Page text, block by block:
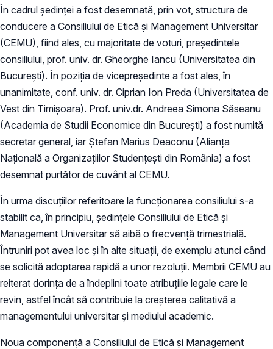
În cadrul ședinței a fost desemnată, prin vot, structura de
conducere a Consiliului de Etică și Management Universitar
(CEMU), fiind ales, cu majoritate de voturi, președintele
consiliului, prof. univ. dr. Gheorghe Iancu (Universitatea din
București). În poziția de vicepreședinte a fost ales, în
unanimitate, conf. univ. dr. Ciprian Ion Preda (Universitatea de
Vest din Timișoara). Prof. univ.dr. Andreea Simona Săseanu
(Academia de Studii Economice din București) a fost numită
secretar general, iar Ștefan Marius Deaconu (Alianța
Națională a Organizațiilor Studențești din România) a fost
desemnat purtător de cuvânt al CEMU.
În urma discuțiilor referitoare la funcționarea consiliului s-a
stabilit ca, în principiu, ședințele Consiliului de Etică și
Management Universitar să aibă o frecvență trimestrială.
Întruniri pot avea loc şi în alte situații, de exemplu atunci când
se solicită adoptarea rapidă a unor rezoluții. Membrii CEMU au
reiterat dorința de a îndeplini toate atribuțiile legale care le
revin, astfel încât să contribuie la creșterea calitativă a
managementului universitar şi mediului academic.
Noua componență a Consiliului de Etică și Management